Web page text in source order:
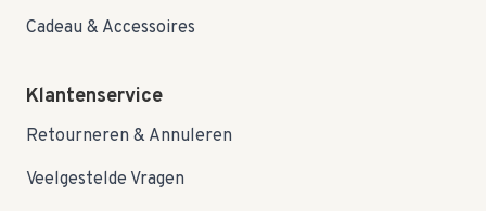
Cadeau & Accessoires
Klantenservice
Retourneren & Annuleren
Veelgestelde Vragen